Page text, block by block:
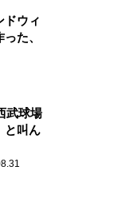
ドウィ
た、
武球場
と叫ん